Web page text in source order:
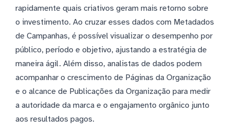
rapidamente quais criativos geram mais retorno sobre
o investimento. Ao cruzar esses dados com Metadados
de Campanhas, é possível visualizar o desempenho por
público, período e objetivo, ajustando a estratégia de
maneira ágil. Além disso, analistas de dados podem
acompanhar o crescimento de Páginas da Organização
e o alcance de Publicações da Organização para medir
a autoridade da marca e o engajamento orgânico junto
aos resultados pagos.